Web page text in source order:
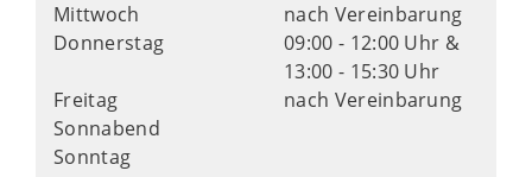
Mittwoch
nach Vereinbarung
Donnerstag
09:00 - 12:00 Uhr &
13:00 - 15:30 Uhr
Freitag
nach Vereinbarung
Sonnabend
Sonntag